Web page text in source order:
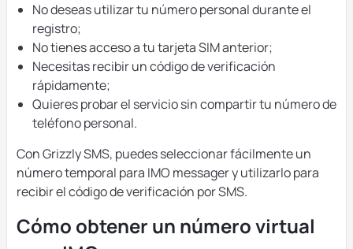
No deseas utilizar tu número personal durante el
registro;
No tienes acceso a tu tarjeta SIM anterior;
Necesitas recibir un código de verificación
rápidamente;
Quieres probar el servicio sin compartir tu número de
teléfono personal.
Con Grizzly SMS, puedes seleccionar fácilmente un
número temporal para IMO messager y utilizarlo para
recibir el código de verificación por SMS.
Cómo obtener un número virtual